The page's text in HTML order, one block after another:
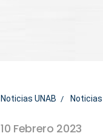
Noticias UNAB Noticias
10 Febrero 2023